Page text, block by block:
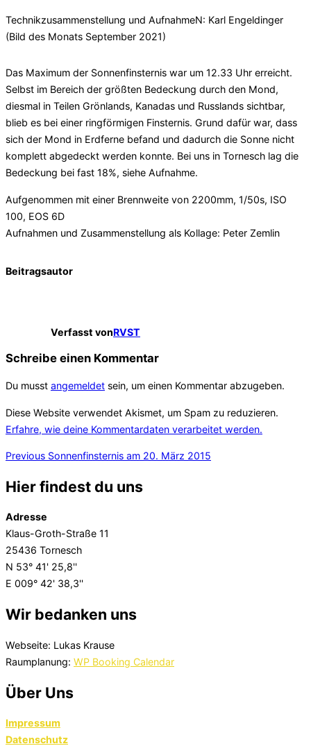
Technikzusammenstellung und AufnahmeN: Karl Engeldinger
(Bild des Monats September 2021)
Das Maximum der Sonnenfinsternis war um 12.33 Uhr erreicht.
Selbst im Bereich der größten Bedeckung durch den Mond,
diesmal in Teilen Grönlands, Kanadas und Russlands sichtbar,
blieb es bei einer ringförmigen Finsternis. Grund dafür war, dass
sich der Mond in Erdferne befand und dadurch die Sonne nicht
komplett abgedeckt werden konnte. Bei uns in Tornesch lag die
Bedeckung bei fast 18%, siehe Aufnahme.
Aufgenommen mit einer Brennweite von 2200mm, 1/50s, ISO
100, EOS 6D
Aufnahmen und Zusammenstellung als Kollage: Peter Zemlin
Beitragsautor
Verfasst vonRVST
Schreibe einen Kommentar
Du musst angemeldet sein, um einen Kommentar abzugeben.
Diese Website verwendet Akismet, um Spam zu reduzieren.
Erfahre, wie deine Kommentardaten verarbeitet werden.
Beitragsnavigation
Previous
Previous Sonnenfinsternis am 20. März 2015
Hier findest du uns
Adresse
Klaus-Groth-Straße 11
25436 Tornesch
N 53° 41' 25,8''
E 009° 42' 38,3''
Wir bedanken uns
Webseite: Lukas Krause
Raumplanung: WP Booking Calendar
Über Uns
Impressum
Datenschutz